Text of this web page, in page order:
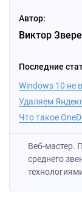
Автор:
Виктор
Последние
Windows 10 не
Удаляем
Что такое
Веб-мастер.
среднего